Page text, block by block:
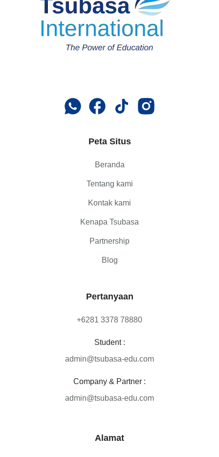
Peta Situs
Beranda
Tentang kami
Kontak kami
Kenapa Tsubasa
Partnership
Blog
Pertanyaan
+6281 3378 78880
Student :
admin@tsubasa-edu.com
Company & Partner :
admin@tsubasa-edu.com
Alamat